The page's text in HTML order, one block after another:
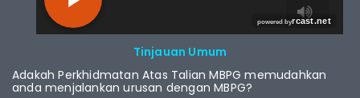
Tinjauan Umum
Adakah Perkhidmatan Atas Talian MBPG memudahkan
anda menjalankan urusan dengan MBPG?